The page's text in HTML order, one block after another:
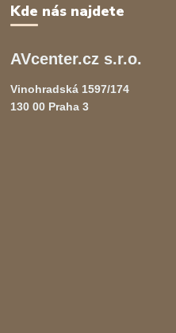
Kde nás najdete
AVcenter.cz s.r.o.
Vinohradská 1597/174
130 00 Praha 3